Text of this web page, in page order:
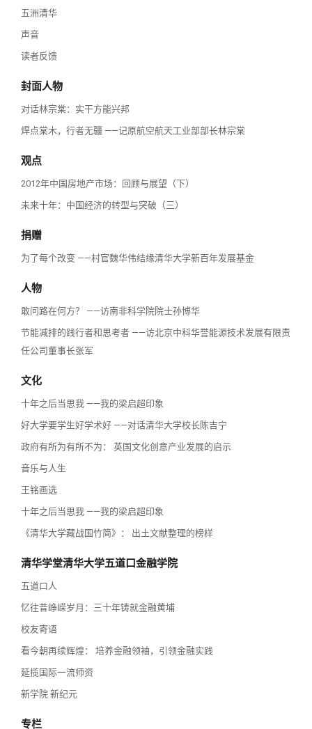
五洲清华
声音
读者反馈
封面人物
对话林宗棠：实干方能兴邦
焊点棠木，行者无疆 ——记原航空航天工业部部长林宗棠
观点
2012年中国房地产市场：回顾与展望（下）
未来十年：中国经济的转型与突破（三）
捐赠
为了每个改变 ——村官魏华伟结缘清华大学新百年发展基金
人物
敢问路在何方？ ——访南非科学院院士孙博华
节能减排的践行者和思考者 ——访北京中科华誉能源技术发展有限责
任公司董事长张军
文化
十年之后当思我 ——我的梁启超印象
好大学要学生好学术好 ——对话清华大学校长陈吉宁
政府有所为有所不为： 英国文化创意产业发展的启示
音乐与人生
王铭画选
十年之后当思我 ——我的梁启超印象
《清华大学藏战国竹简》： 出土文献整理的榜样
清华学堂清华大学五道口金融学院
五道口人
忆往昔峥嵘岁月：三十年铸就金融黄埔
校友寄语
看今朝再续辉煌： 培养金融领袖，引领金融实践
延揽国际一流师资
新学院 新纪元
专栏